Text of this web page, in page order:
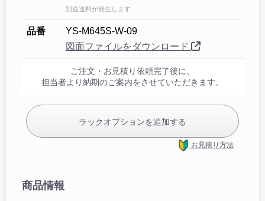
別途送料が発生します
品番
YS-M645S-W-09
図面ファイルをダウンロード
ご注文・お見積り依頼完了後に、
担当者より納期のご案内をさせていただきます。
ラックオプションを追加する
お見積り方法
商品情報